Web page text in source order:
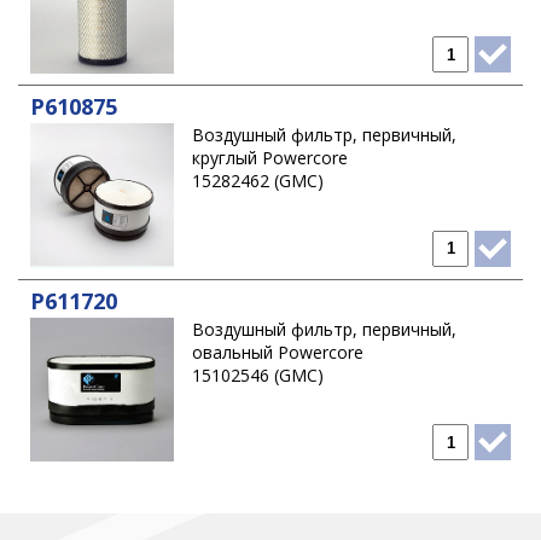
P610875
Воздушный фильтр, первичный,
круглый Powercore
15282462 (GMC)
P611720
Воздушный фильтр, первичный,
овальный Powercore
15102546 (GMC)